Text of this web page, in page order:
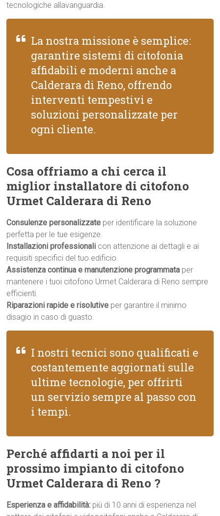
tecnologiche allavanguardia.
La nostra missione è semplice:
garantire sistemi di citofonia
affidabili e moderni anche a
Calderara di Reno, offrendo
interventi tempestivi e
soluzioni personalizzate per
ogni cliente.
Cosa offriamo a chi cerca il
miglior installatore di citofono
Urmet Calderara di Reno
Consulenze personalizzate per identificare la soluzione
perfetta per le tue esigenze.
Installazioni professionali con attenzione ai dettagli e ai
requisiti specifici del tuo edificio.
Assistenza continua e manutenzione programmata per
mantenere i tuoi citofono Urmet Calderara di Reno sempre
efficienti.
Riparazioni rapide e risolutive per garantire il minimo
disagio in caso di guasto.
I nostri tecnici sono qualificati e
costantemente aggiornati sulle
ultime tecnologie, per offrirti
un servizio sempre al passo con
i tempi.
Perché affidarti a noi per il
prossimo impianto di citofono
Urmet Calderara di Reno ?
Esperienza e affidabilità: più di 10 anni di esperienza nel